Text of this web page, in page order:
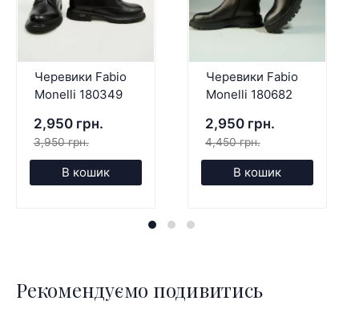
Черевики Fabio
Monelli 180349
2,950 грн.
3,950 грн.
В кошик
Черевики Fabio
Monelli 180682
2,950 грн.
4,450 грн.
В кошик
Рекомендуємо подивитись